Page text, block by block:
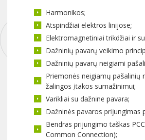
Harmonikos;
Atspindžiai elektros linijose;
Elektromagnetiniai trikdžiai ir
Dažninių pavarų veikimo
Dažninių pavarų neigiami
Priemonės neigiamų pašalinių
žalingos įtakos sumažinimui;
Varikliai su dažnine pavara;
Dažninės pavaros prijungimas
Bendras prijungimo taškas
Common Connection);